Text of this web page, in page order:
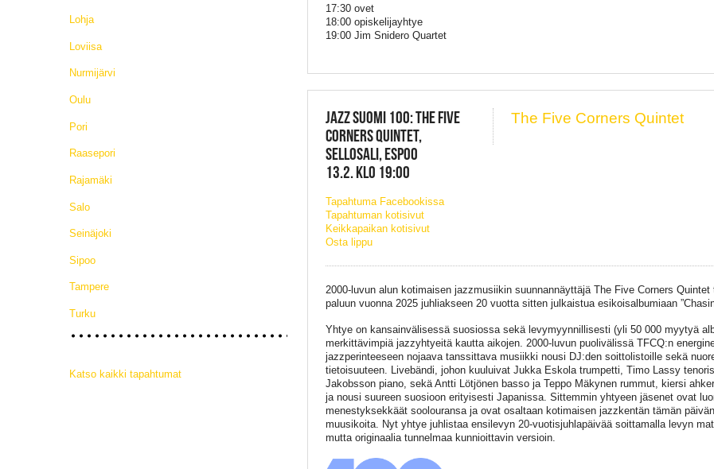
Lohja
Loviisa
Nurmijärvi
Oulu
Pori
Raasepori
Rajamäki
Salo
Seinäjoki
Sipoo
Tampere
Turku
Katso kaikki tapahtumat
17:30 ovet
18:00 opiskelijayhtye
19:00 Jim Snidero Quartet
JAZZ SUOMI 100: THE FIVE
CORNERS QUINTET,
SELLOSALI, ESPOO
13.2. KLO 19:00
Tapahtuma Facebookissa
Tapahtuman kotisivut
Keikkapaikan kotisivut
Osta lippu
The Five Corners Quintet
2000-luvun alun kotimaisen jazzmusiikin suunnannäyttäjä The Five Corners
paluun vuonna 2025 juhliakseen 20 vuotta sitten julkaistua esikoisalbumiaan
Yhtye on kansainvälisessä suosiossa sekä levymyynnillisesti (yli 50 000 myytyä
merkittävimpiä jazzyhtyeitä kautta aikojen. 2000-luvun puolivälissä TFCQ:n
jazzperinteeseen nojaava tanssittava musiikki nousi DJ:den soittolistoille sekä
tietoisuuteen. Livebändi, johon kuuluivat Jukka Eskola trumpetti, Timo Lassy
Jakobsson piano, sekä Antti Lötjönen basso ja Teppo Mäkynen rummut, kiersi
ja nousi suureen suosioon erityisesti Japanissa. Sittemmin yhtyeen jäsenet ovat
menestyksekkäät soolouransa ja ovat osaltaan kotimaisen jazzkentän tämän
muusikoita. Nyt yhtye juhlistaa ensilevyn 20-vuotisjuhlapäivää soittamalla levyn
mutta originaalia tunnelmaa kunnioittavin versioin.